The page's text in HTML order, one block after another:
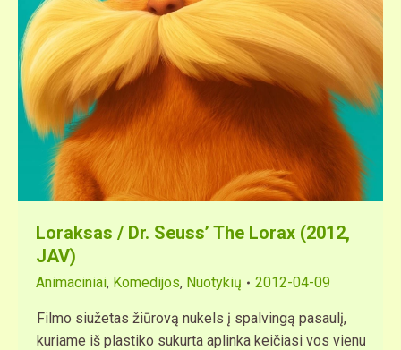
Loraksas / Dr. Seuss’ The Lorax (2012,
JAV)
Animaciniai, Komedijos, Nuotykių 2012-04-09
Filmo siužetas žiūrovą nukels į spalvingą pasaulį,
kuriame iš plastiko sukurta aplinka keičiasi vos vienu